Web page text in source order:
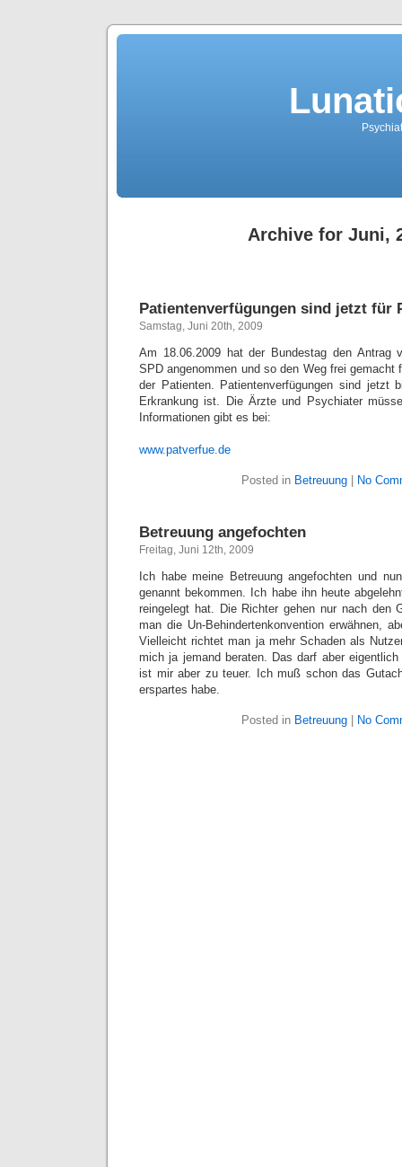
Archive for Juni,
Patientenverfügungen sind jetzt für
Samstag, Juni 20th, 2009
Am 18.06.2009 hat der Bundestag den Antrag
SPD angenommen und so den Weg frei gemacht
der Patienten. Patientenverfügungen sind jetzt
Erkrankung ist. Die Ärzte und Psychiater
Informationen gibt es bei:
www.patverfue.de
Posted in Betreuung| No
Betreuung angefochten
Freitag, Juni 12th, 2009
Ich habe meine Betreuung angefochten und
genannt bekommen. Ich habe ihn heute
reingelegt hat. Die Richter gehen nur nach den
man die Un-Behindertenkonvention erwähnen,
Vielleicht richtet man ja mehr Schaden als
mich ja jemand beraten. Das darf aber
ist mir aber zu teuer. Ich muß schon das
erspartes habe.
Posted in Betreuung| No